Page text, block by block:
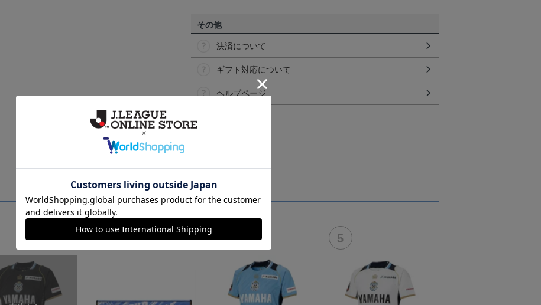
その他
決済について
ギフト対応について
ヘルプページ